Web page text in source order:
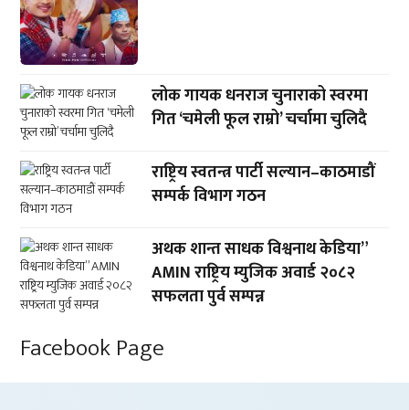
लोक गायक धनराज चुनाराको स्वरमा
गित ‘चमेली फूल राम्रो’ चर्चामा चुलिदै
राष्ट्रिय स्वतन्त्र पार्टी सल्यान–काठमाडौं
सम्पर्क विभाग गठन
अथक शान्त साधक विश्वनाथ केडिया”
AMIN राष्ट्रिय म्युजिक अवार्ड २०८२
सफलता पुर्व सम्पन्न
Facebook Page